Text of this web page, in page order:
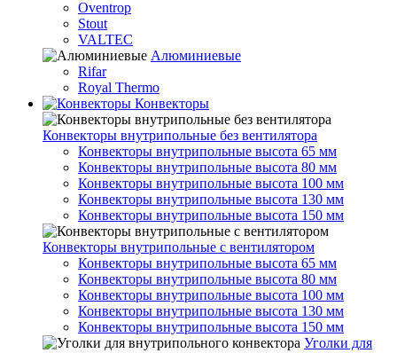
Oventrop
Stout
VALTEC
Алюминиевые
Rifar
Royal Thermo
Конвекторы
Конвекторы внутрипольные без вентилятора
Конвекторы внутрипольные высота 65 мм
Конвекторы внутрипольные высота 80 мм
Конвекторы внутрипольные высота 100 мм
Конвекторы внутрипольные высота 130 мм
Конвекторы внутрипольные высота 150 мм
Конвекторы внутрипольные с вентилятором
Конвекторы внутрипольные высота 65 мм
Конвекторы внутрипольные высота 80 мм
Конвекторы внутрипольные высота 100 мм
Конвекторы внутрипольные высота 130 мм
Конвекторы внутрипольные высота 150 мм
Уголки для